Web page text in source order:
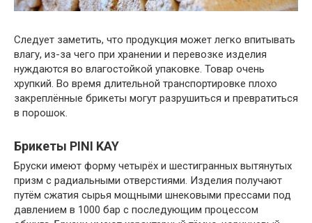
Следует заметить, что продукция может легко впитывать
влагу, из-за чего при хранении и перевозке изделия
нуждаются во влагостойкой упаковке. Товар очень
хрупкий. Во время длительной транспортировке плохо
закреплённые брикеты могут разрушиться и превратиться
в порошок.
Брикеты PINI KAY
Бруски имеют форму четырёх и шестигранных вытянутых
призм с радиальными отверстиями. Изделия получают
путём сжатия сырья мощными шнековыми прессами под
давлением в 1000 бар с последующим процессом